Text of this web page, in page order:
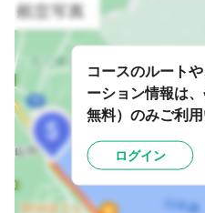
コースのルート
ーション情報は
無料）のみご利用
ログイン